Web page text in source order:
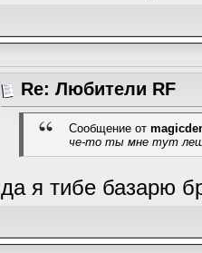
Re: Любители RF
Сообщение от
че-то ты мне тут
да я тибе базарю